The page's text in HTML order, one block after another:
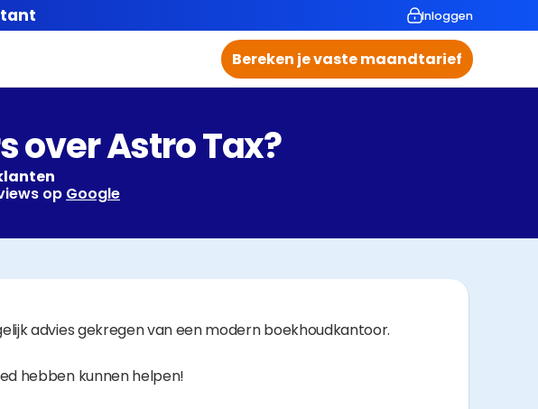
Inloggen
Bereken je vaste maandtarief
over Astro Tax?
op Google
advies gekregen van een modern boekhoudkantoor.
hebben kunnen helpen!